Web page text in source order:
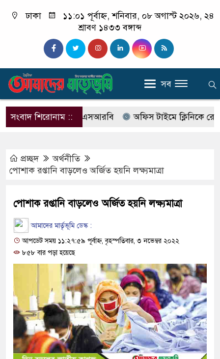
ঢাকা
১১:০১ পূর্বাহ্ন, শনিবার, ০৮ অগাস্ট ২০২৬, ২৪
শ্রাবণ ১৪৩৩ বঙ্গাব্দ
সব
সংবাদ শিরোনাম ::
নাম বদলে আসছে এসআরবি অফিস টাইমে ক্লিনিকে রোগী
প্রচ্ছদ
অর্থনীতি
পোশাক রপ্তানি বাড়লেও অর্জিত হয়নি লক্ষ্যমাত্রা
পোশাক রপ্তানি বাড়লেও অর্জিত হয়নি লক্ষ্যমাত্রা
আমাদের মার্তৃভূমি ডেস্ক :
আপডেট সময় ১১:২৭:৫৯ পূর্বাহ্ন, বৃহস্পতিবার, ৩ নভেম্বর ২০২২
৮৫৮ বার পড়া হয়েছে